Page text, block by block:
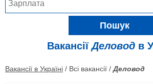
Пошук
ВакансіїДеловод в
Вакансії в Україні / Всі вакансії / Деловод